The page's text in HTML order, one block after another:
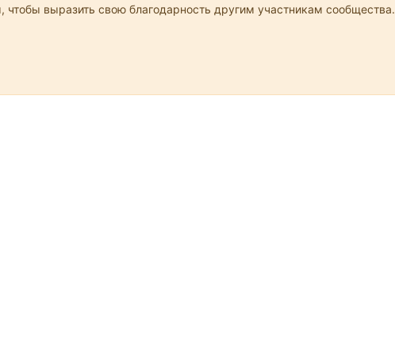
чтобы выразить свою благодарность другим участникам сообщества.